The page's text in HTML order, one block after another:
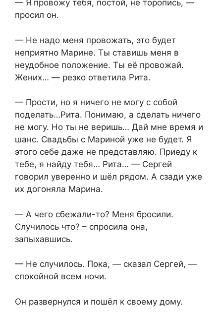
— Я провожу тебя, постой, не торопись, —
просил он.
— Не надо меня провожать, это будет
неприятно Марине. Ты ставишь меня в
неудобное положение. Ты её провожай.
Жених… — резко ответила Рита.
— Прости, но я ничего не могу с собой
поделать…Рита. Понимаю, а сделать ничего
не могу. Но ты не веришь… Дай мне время и
шанс. Свадьбы с Мариной уже не будет. Я
этого себе даже не представляю. Приеду к
тебе, я найду тебя… Рита… — Сергей
говорил уверенно и шёл рядом. А сзади уже
их догоняла Марина.
— А чего сбежали-то? Меня бросили.
Случилось что? – спросила она,
запыхавшись.
— Не случилось. Пока, — сказал Сергей, —
спокойной всем ночи.
Он развернулся и пошёл к своему дому.